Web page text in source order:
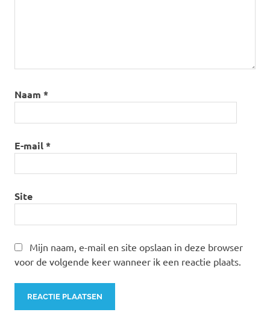
Naam *
E-mail*
Site
Mijn naam, e-mail en site opslaan in deze browser
voor de volgende keer wanneer ik een reactie plaats.